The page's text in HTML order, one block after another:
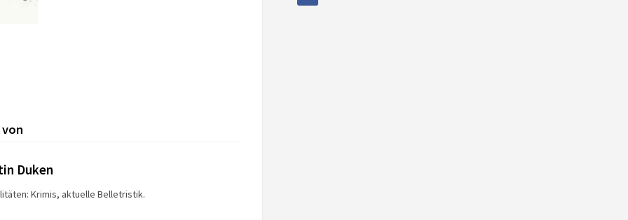
Duken
Krimis, aktuelle Belletristik.